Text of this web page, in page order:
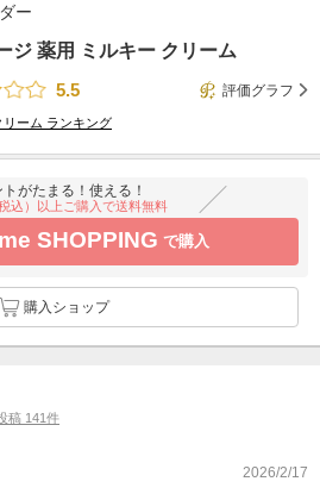
ー
ジ 薬用 ミルキー クリーム
5.5
評価グラフ
リーム ランキング
がたまる！使える！
込）以上ご購入で送料無料
SHOPPING で購入
購入ショップ
稿 141件
2026/2/17